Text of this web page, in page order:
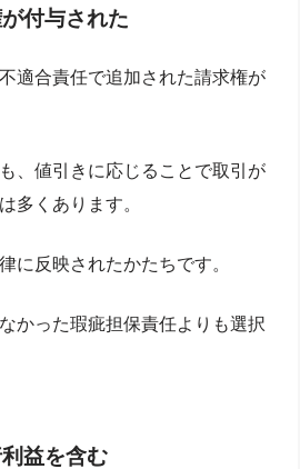
付与された
適合責任で追加された請求権が
、値引きに応じることで取引が
多くあります。
に反映されたかたちです。
かった瑕疵担保責任よりも選択
益を含む